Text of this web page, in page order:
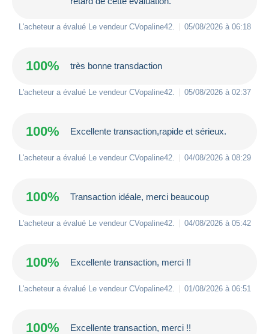
L'acheteur a évalué Le vendeur CVopaline42 05/08/2026 à 06:18
100% très bonne transdaction
L'acheteur a évalué Le vendeur CVopaline42 05/08/2026 à 02:37
100% Excellente transaction,rapide et sérieux.
L'acheteur a évalué Le vendeur CVopaline42 04/08/2026 à 08:29
100% Transaction idéale, merci beaucoup
L'acheteur a évalué Le vendeur CVopaline42 04/08/2026 à 05:42
100% Excellente transaction, merci !!
L'acheteur a évalué Le vendeur CVopaline42 01/08/2026 à 06:51
100% Excellente transaction, merci !!